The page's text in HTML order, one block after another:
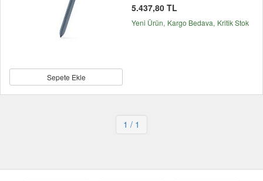
Sepete Ekle
5.437,80 TL
Yeni Ürün Kargo Bedava Kritik Stok
1 / 1